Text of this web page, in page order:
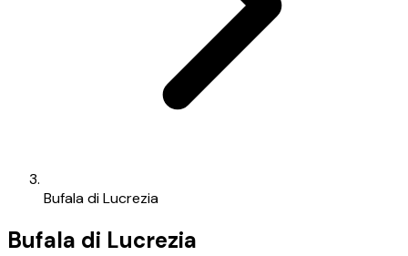
Bufala di Lucrezia
Bufala di Lucrezia